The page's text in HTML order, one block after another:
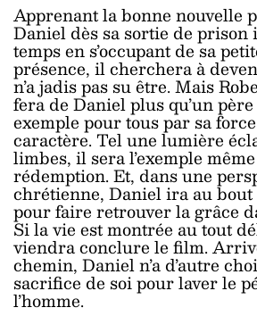
Apprenant la bonne nouvelle
Daniel dès sa sortie de
temps en s’occupant de sa
présence, il cherchera à
n’a jadis pas su être. Mais
fera de Daniel plus qu’un
exemple pour tous par sa
caractère. Tel une lumière
limbes, il sera l’exemple
rédemption. Et, dans une
chrétienne, Daniel ira au
pour faire retrouver la grâce
Si la vie est montrée au tout
viendra conclure le film.
chemin, Daniel n’a d’autre
sacrifice de soi pour laver le
l’homme.